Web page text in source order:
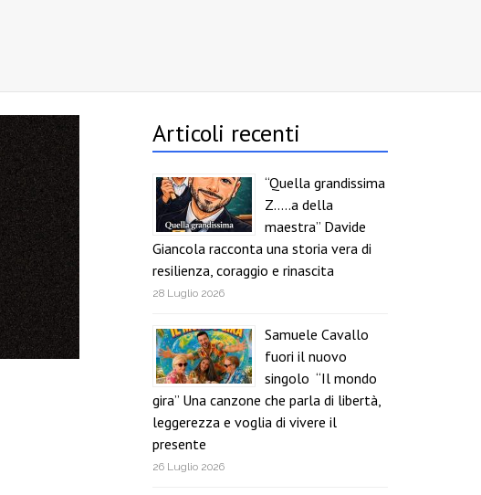
Articoli recenti
“Quella grandissima
Z…..a della
maestra” Davide
Giancola racconta una storia vera di
resilienza, coraggio e rinascita
28 Luglio 2026
Samuele Cavallo
fuori il nuovo
singolo “Il mondo
gira” Una canzone che parla di libertà,
leggerezza e voglia di vivere il
presente
26 Luglio 2026